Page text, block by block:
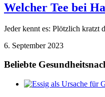
Welcher Tee bei
Jeder kennt es: Plötzlich
6. September 2023
Beliebte